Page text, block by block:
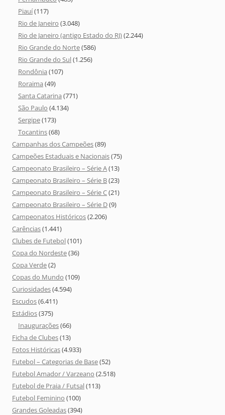
Piauí(117)
Rio de Janeiro (3.048)
Rio de Janeiro (antigo Estado do RJ)(2.244)
Rio Grande do Norte(586)
Rio Grande do Sul(1.256)
Rondônia (107)
Roraima (49)
Santa Catarina (771)
São Paulo (4.134)
Sergipe(173)
Tocantins(68)
Campanhas dos Campeões(89)
Campeões Estaduais e Nacionais(75)
Campeonato Brasileiro – Série A(13)
Campeonato Brasileiro – Série B(23)
Campeonato Brasileiro – Série C(21)
Campeonato Brasileiro – Série D(9)
Campeonatos Históricos(2.206)
Carências(1.441)
Clubes de Futebol(101)
Copa do Nordeste(36)
Copa Verde(2)
Copas do Mundo (109)
Curiosidades(4.594)
Escudos(6.411)
Estádios(375)
Inaugurações(66)
Ficha de Clubes(13)
Fotos Históricas(4.933)
Futebol – Categorias de Base(52)
Futebol Amador / Varzeano (2.518)
Futebol de Praia / Futsal(113)
Futebol Feminino (100)
Grandes Goleadas(394)